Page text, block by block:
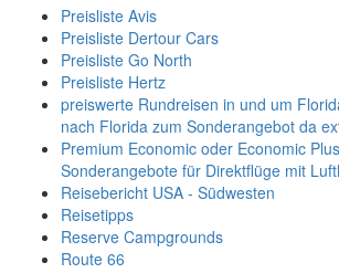
Preisliste Avis
Preisliste Dertour Cars
Preisliste Go North
Preisliste Hertz
preiswerte Rundreisen in und um
nach Florida zum Sonderangebot da
Premium Economic oder Economic
Sonderangebote für Direktflüge mit
Reisebericht USA - Südwesten
Reisetipps
Reserve Campgrounds
Route 66